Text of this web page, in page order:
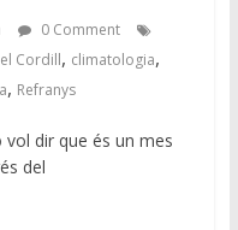
0 Comment
Cordill, climatologia,
, Refranys
dir que és un mes
del